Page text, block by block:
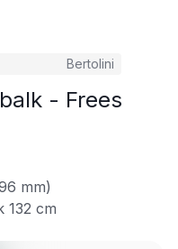
Bertolini
- Frees
mm)
132 cm